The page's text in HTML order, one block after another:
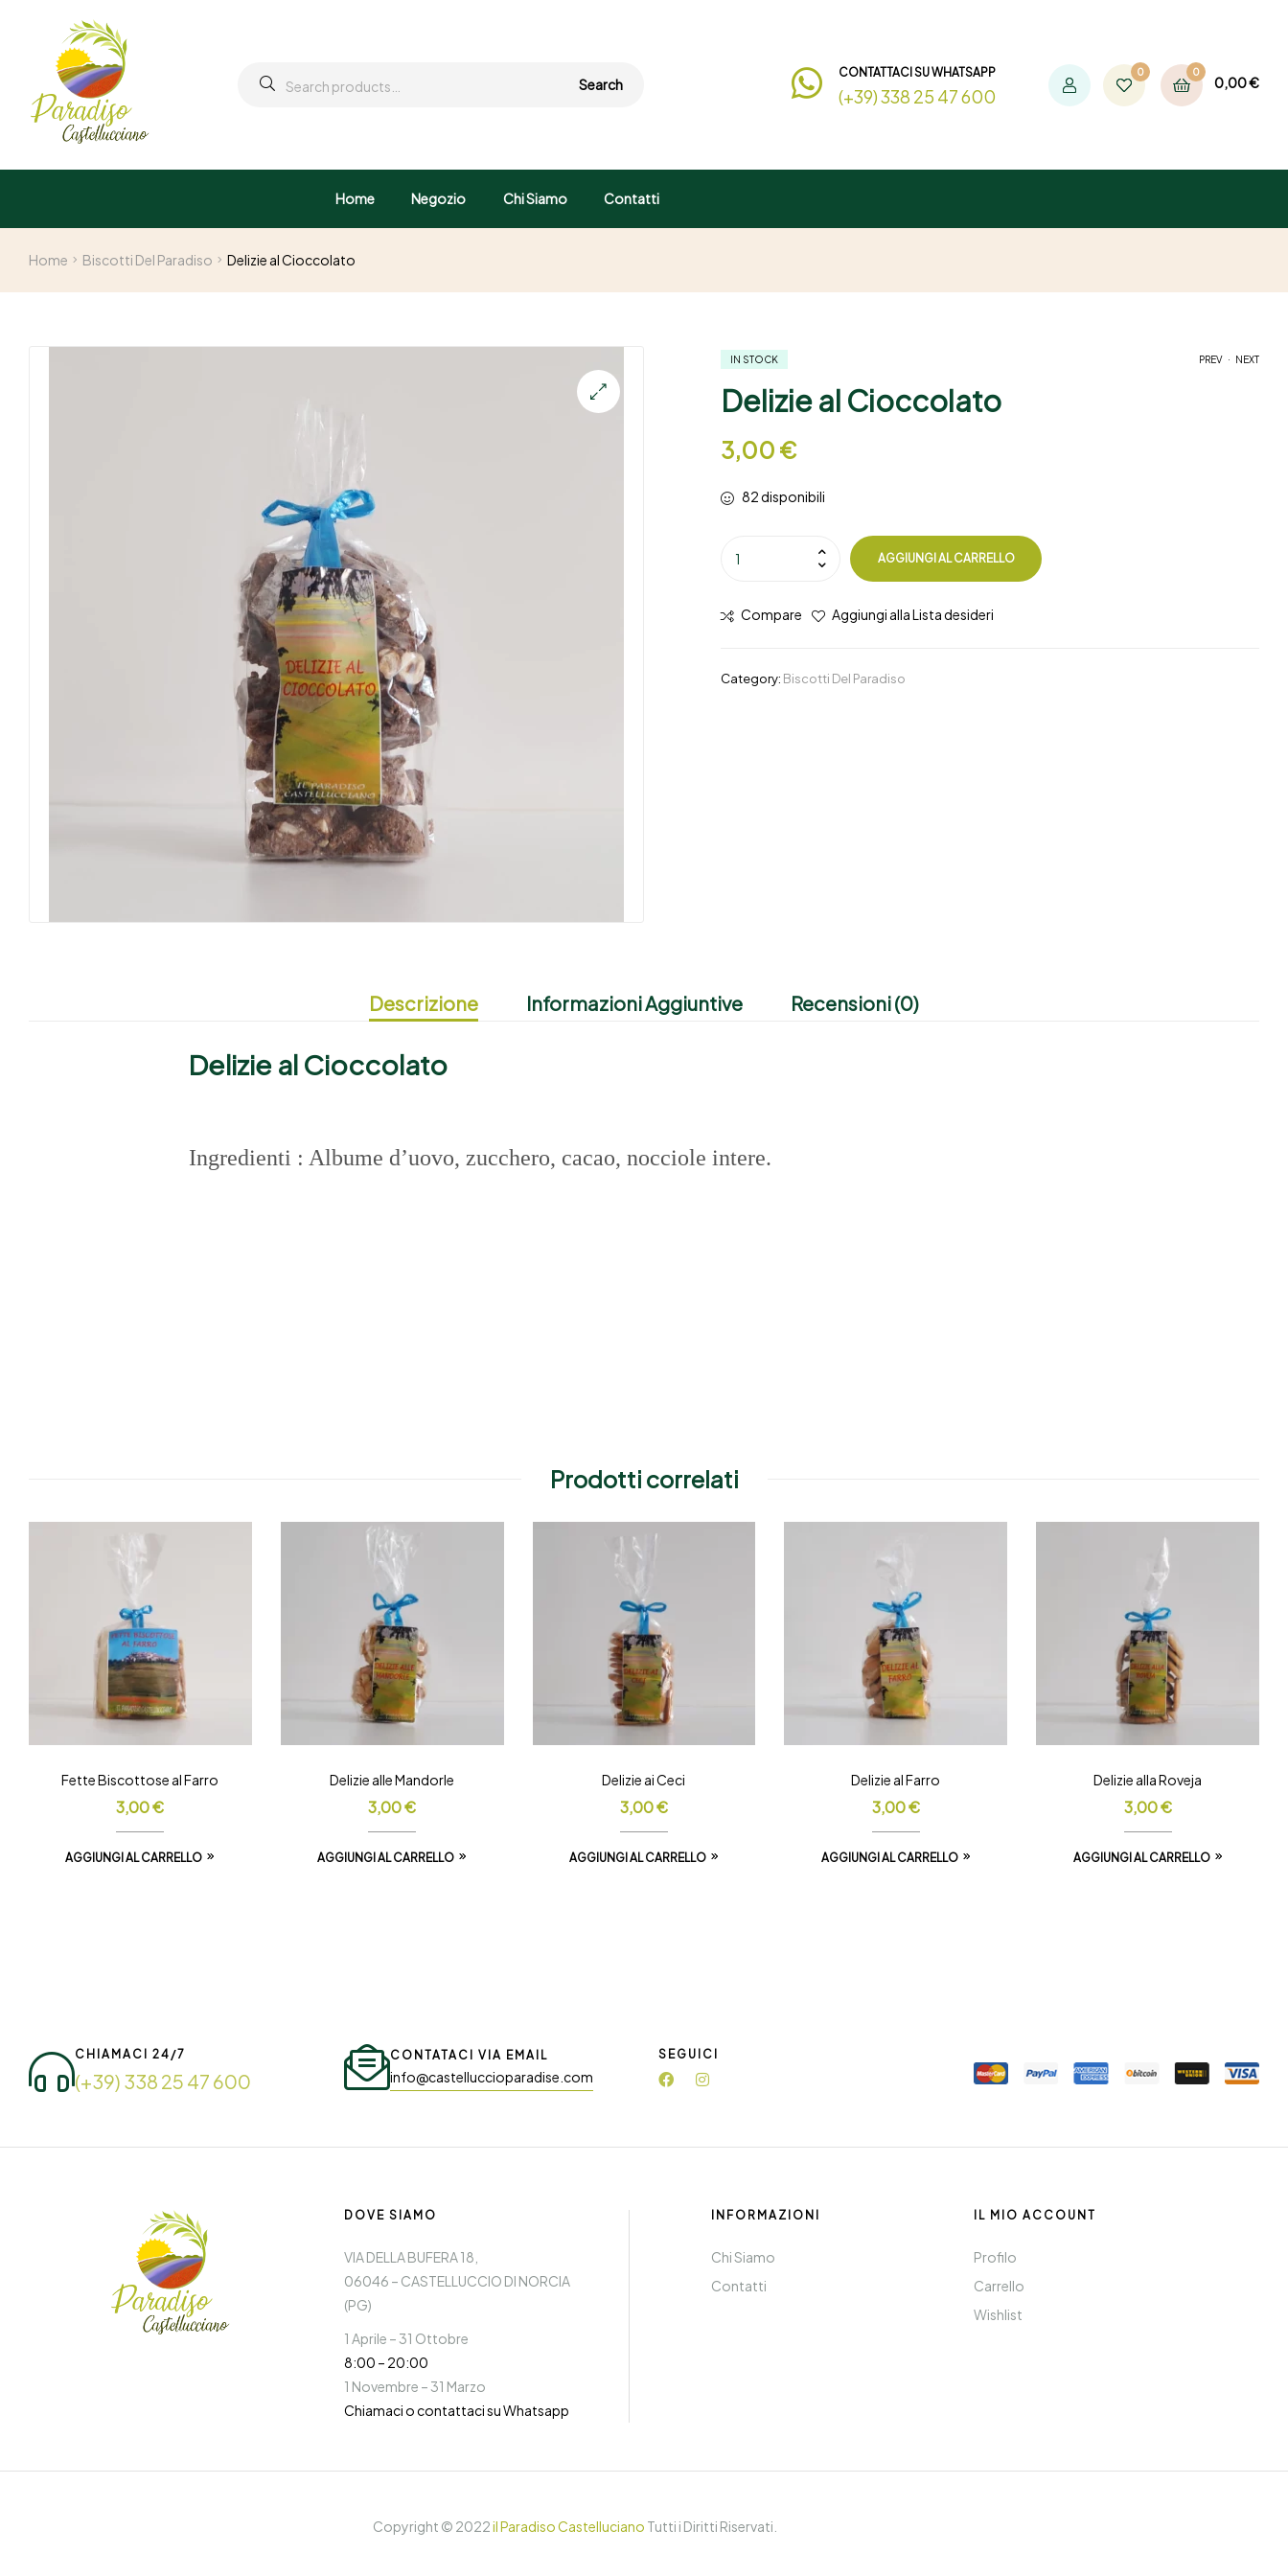
Search
CONTATTACI SU WHATSAPP
(+39) 338 25 47 600
0 0
0,00€
Home Negozio Chi Siamo Contatti
Home Biscotti Del Paradiso Delizie al Cioccolato
PREV NEXT
IN STOCK
Delizie al Cioccolato
3,00 €
82 disponibili
AGGIUNGI AL CARRELLO
Compare Aggiungi alla Lista desideri
Category: Biscotti Del Paradiso
Descrizione Informazioni Aggiuntive Recensioni (0)
Delizie al Cioccolato
Ingredienti : Albume d’uovo, zucchero, cacao, nocciole intere.
Prodotti correlati
Fette Biscottose al Farro
3,00€
AGGIUNGI AL CARRELLO
Delizie alle Mandorle
3,00€
AGGIUNGI AL CARRELLO
Delizie ai Ceci
3,00€
AGGIUNGI AL CARRELLO
Delizie al Farro
3,00€
AGGIUNGI AL CARRELLO
Delizie alla Roveja
3,00€
AGGIUNGI AL CARRELLO
CHIAMACI 24/7
(+39) 338 25 47 600
CONTATACI VIA EMAIL
info@castelluccioparadise.com
SEGUICI
DOVE SIAMO
VIA DELLA BUFERA 18,
06046 – CASTELLUCCIO DI NORCIA
(PG)
1 Aprile – 31 Ottobre
8:00 – 20:00
1 Novembre – 31 Marzo
Chiamaci o contattaci su Whatsapp
INFORMAZIONI
Chi Siamo
Contatti
IL MIO ACCOUNT
Profilo
Carrello
Wishlist
Copyright © 2022il Paradiso Castelluciano Tutti i Diritti Riservati.